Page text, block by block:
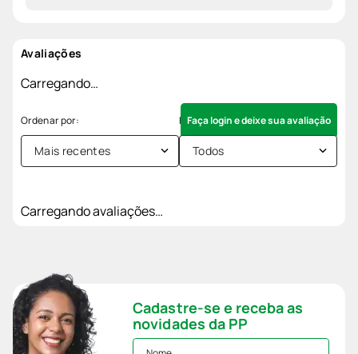
Avaliações
Carregando…
Faça login e deixe sua avaliação
Mais recentes Todos
Carregando avaliações…
Cadastre-se e receba as
novidades da PP